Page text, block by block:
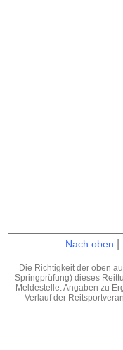
Nach oben
Die Richtigkeit der oben
Springprüfung) dieses
Meldestelle. Angaben zu
Verlauf der